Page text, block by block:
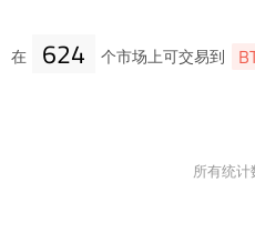
在 624 个市场上可交易到
所有统计